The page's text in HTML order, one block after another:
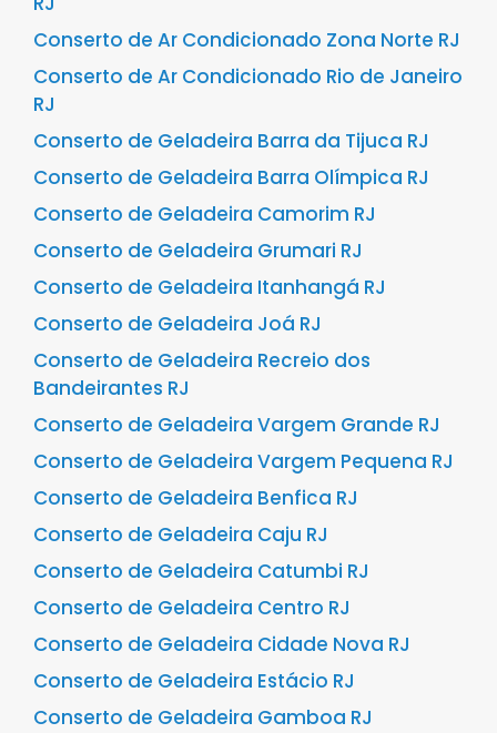
Conserto de Ar Condicionado Zona Norte RJ
Conserto de Ar Condicionado Rio de Janeiro
RJ
Conserto de Geladeira Barra da Tijuca RJ
Conserto de Geladeira Barra Olímpica RJ
Conserto de Geladeira Camorim RJ
Conserto de Geladeira Grumari RJ
Conserto de Geladeira Itanhangá RJ
Conserto de Geladeira Joá RJ
Conserto de Geladeira Recreio dos
Bandeirantes RJ
Conserto de Geladeira Vargem Grande RJ
Conserto de Geladeira Vargem Pequena RJ
Conserto de Geladeira Benfica RJ
Conserto de Geladeira Caju RJ
Conserto de Geladeira Catumbi RJ
Conserto de Geladeira Centro RJ
Conserto de Geladeira Cidade Nova RJ
Conserto de Geladeira Estácio RJ
Conserto de Geladeira Gamboa RJ